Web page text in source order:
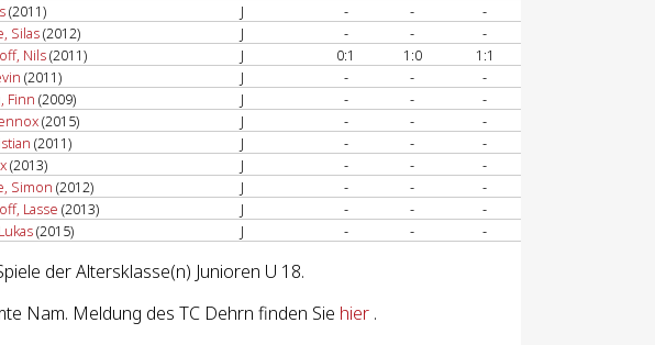
(2011) J - -
-
Silas(2012) J - -
-
Nils(2011) J 0:1 1:0
1:1
(2011) J - -
-
Finn (2009) J - -
-
(2015) J - -
-
(2011) J - -
-
(2013) J - -
-
Simon (2012) J - -
-
Lasse (2013) J - -
-
(2015) J - - -
der Altersklasse(n) Junioren U 18.
Nam. Meldung des TC Dehrn finden Sie hier .